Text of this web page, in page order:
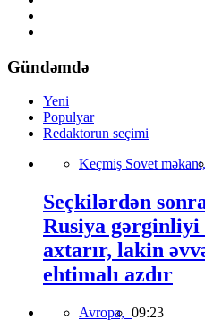
Gündəmdə
Yeni
Populyar
Redaktorun seçimi
Keçmiş Sovet məkanı,
Seçkilərdən
Rusiya gərginliyi
axtarır, lakin
ehtimalı azdır
Avropa, 09:23